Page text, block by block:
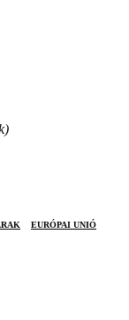
EURÓPAI UNIÓ